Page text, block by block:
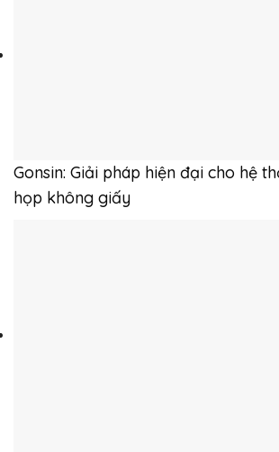
Gonsin: Giải pháp hiện đại cho hệ
họp không giấy